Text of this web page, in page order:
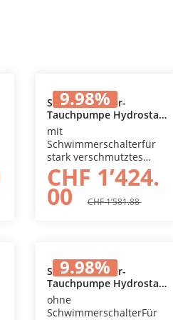
9.98%
In den Warenkorb
Schmutzwasser-
Tauchpumpe Hydrostar
SKP 1502 F
mit
Schwimmerschalterfür
stark verschmutztes
Wasser und Fäkalien
CHF 1’424.
00 CHF 1’581.88
9.98%
In den Warenkorb
Schmutzwasser-
Tauchpumpe Hydrostar
SKP 2005 F
ohne
SchwimmerschalterFür